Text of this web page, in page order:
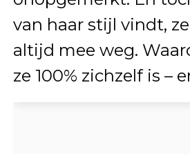
van haar stijl vindt,
altijd mee weg.
ze 100% zichzelf is –